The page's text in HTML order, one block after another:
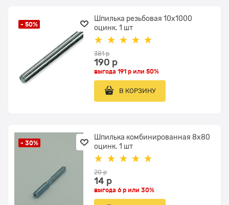
- 50%
Шпилька резьбовая 10х1000
оцинк. 1 шт
381 р
190 р
выгода191 р или50%
В КОРЗИНУ
- 30%
Шпилька комбинированная 8х80
оцинк. 1 шт
20 р
14 р
выгода6 р или30%